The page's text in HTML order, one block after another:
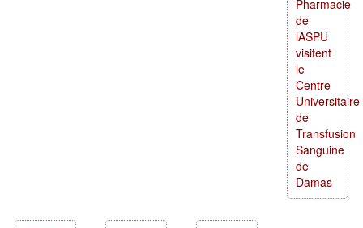
Pharmacie
de
lASPU
visitent
le
Centre
Universitaire
de
Transfusion
Sanguine
de
Damas